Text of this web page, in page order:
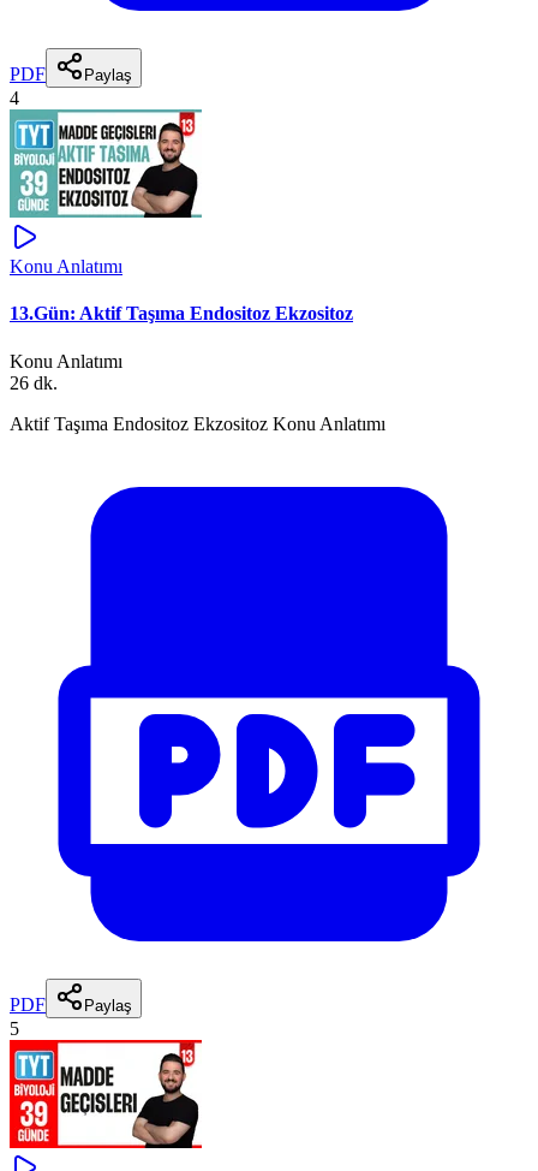
PDF Paylaş
4
Konu Anlatımı
13.Gün: Aktif Taşıma Endositoz Ekzositoz
Konu Anlatımı
26 dk.
Aktif Taşıma Endositoz Ekzositoz Konu Anlatımı
PDF Paylaş
5